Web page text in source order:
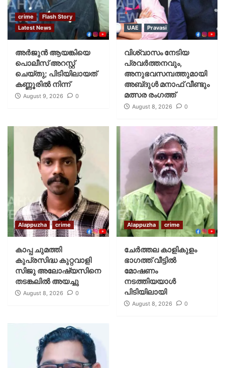
crime
Flash Story
Latest News
അർജുൻ ആയങ്കിയെ
പൊലീസ് അറസ്റ്റ്
ചെയ്‌തു; പിടിയിലായത്
കണ്ണൂരിൽ നിന്ന്
August 9, 2026 0
UAE Pravasi
വിശ്വാസം നേടിയ
പ്രവർത്തനവും,
അനുഭവസമ്പത്തുമായി
അബ്‌ദുൾ മനാഫ് വീണ്ടും
മത്സര രംഗത്ത്
August 8, 2026 0
Alappuzha crime
കാപ്പ ചുമത്തി
കുപ്രസിദ്ധ കുറ്റവാളി
സിജു അലോഷ്യസിനെ
തടങ്കലിൽ അയച്ചു
August 8, 2026 0
Alappuzha crime
ചേർത്തല കാളികുളം
ഭാഗത്ത് വീട്ടിൽ
മോഷണം
നടത്തിയയാൾ
പിടിയിലായി
August 8, 2026 0